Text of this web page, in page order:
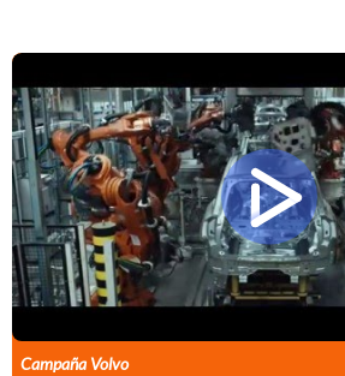
Campaña Volvo